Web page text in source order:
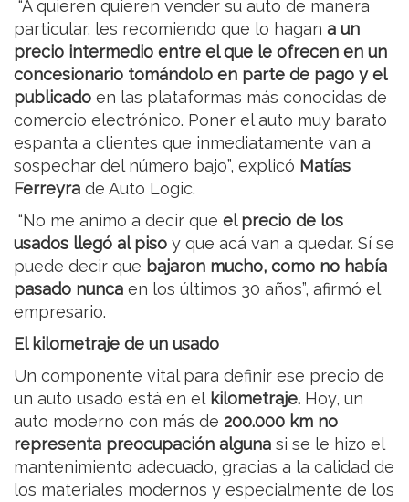
“A quieren quieren vender su auto de manera
particular, les recomiendo que lo hagan a un
precio intermedio entre el que le ofrecen en un
concesionario tomándolo en parte de pago y el
publicado en las plataformas más conocidas de
comercio electrónico. Poner el auto muy barato
espanta a clientes que inmediatamente van a
sospechar del número bajo”, explicó Matías
Ferreyra de Auto Logic.
“No me animo a decir que el precio de los
usados llegó al piso y que acá van a quedar. Sí se
puede decir que bajaron mucho, como no había
pasado nunca en los últimos 30 años”, afirmó el
empresario.
El kilometraje de un usado
Un componente vital para definir ese precio de
un auto usado está en el kilometraje. Hoy, un
auto moderno con más de 200.000 km no
representa preocupación alguna si se le hizo el
mantenimiento adecuado, gracias a la calidad de
los materiales modernos y especialmente de los